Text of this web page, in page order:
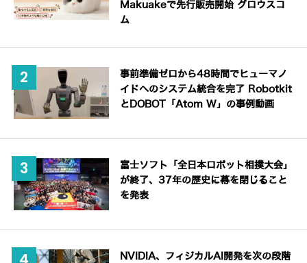
Makuakeで先行販売開始 グロウスコ
ム
事前準備ゼロから48時間でヒューマノ
イドへのシステム統合を完了 Robotkit
とDOBOT「Atom W」の事例動画
富士ソフト「全日本ロボット相撲大会」
が終了、37年の歴史に幕を閉じること
を発表
NVIDIA、フィジカルAI開発を次の段階